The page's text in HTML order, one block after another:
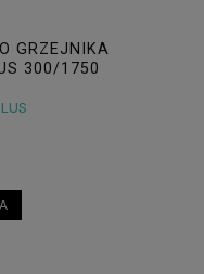
GRZEJNIKA
300/1750